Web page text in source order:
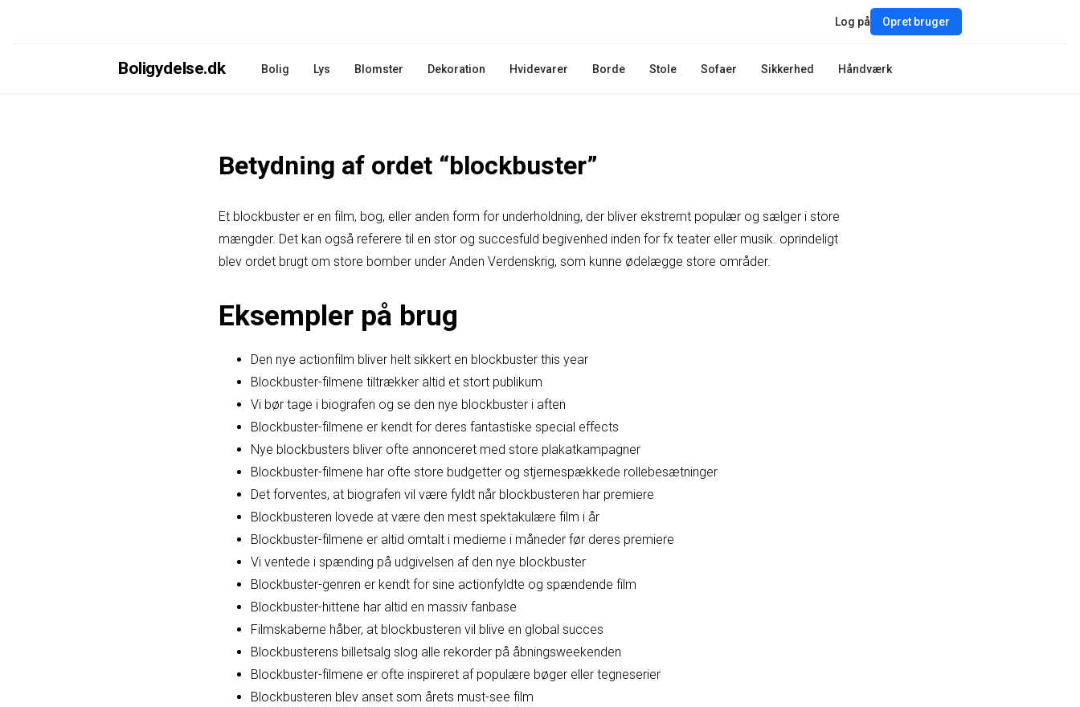
Boligydelse.dk Bolig Lys Blomster Dekoration Hvidevarer Borde Stole Sofaer Sikkerhed Håndværk
Log på Opret bruger
Betydning af ordet “blockbuster”
Et blockbuster er en film, bog, eller anden form for underholdning, der bliver ekstremt populær og sælger i store
mængder. Det kan også referere til en stor og succesfuld begivenhed inden for fx teater eller musik. oprindeligt
blev ordet brugt om store bomber under Anden Verdenskrig, som kunne ødelægge store områder.
Eksempler på brug
Den nye actionfilm bliver helt sikkert en blockbuster this year
Blockbuster-filmene tiltrækker altid et stort publikum
Vi bør tage i biografen og se den nye blockbuster i aften
Blockbuster-filmene er kendt for deres fantastiske special effects
Nye blockbusters bliver ofte annonceret med store plakatkampagner
Blockbuster-filmene har ofte store budgetter og stjernespækkede rollebesætninger
Det forventes, at biografen vil være fyldt når blockbusteren har premiere
Blockbusteren lovede at være den mest spektakulære film i år
Blockbuster-filmene er altid omtalt i medierne i måneder før deres premiere
Vi ventede i spænding på udgivelsen af den nye blockbuster
Blockbuster-genren er kendt for sine actionfyldte og spændende film
Blockbuster-hittene har altid en massiv fanbase
Filmskaberne håber, at blockbusteren vil blive en global succes
Blockbusterens billetsalg slog alle rekorder på åbningsweekenden
Blockbuster-filmene er ofte inspireret af populære bøger eller tegneserier
Blockbusteren blev anset som årets must-see film